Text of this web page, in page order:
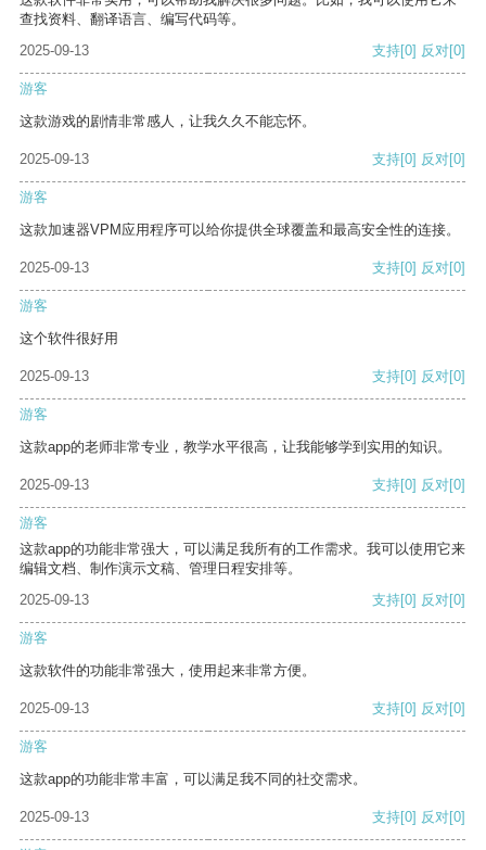
查找资料、翻译语言、编写代码等。
2025-09-13
支持[0] 反对[0]
游客
这款游戏的剧情非常感人，让我久久不能忘怀。
2025-09-13 支持[0] 反对[0]
游客
这款加速器VPM应用程序可以给你提供全球覆盖和最高安全性的连接。
2025-09-13 支持[0] 反对[0]
游客
这个软件很好用
2025-09-13 支持[0] 反对[0]
游客
这款app的老师非常专业，教学水平很高，让我能够学到实用的知识。
2025-09-13 支持[0] 反对[0]
游客
这款app的功能非常强大，可以满足我所有的工作需求。我可以使用它来
编辑文档、制作演示文稿、管理日程安排等。
2025-09-13
支持[0] 反对[0]
游客
这款软件的功能非常强大，使用起来非常方便。
2025-09-13 支持[0] 反对[0]
游客
这款app的功能非常丰富，可以满足我不同的社交需求。
2025-09-13 支持[0] 反对[0]